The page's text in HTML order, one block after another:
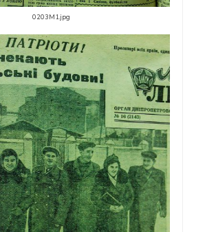
0203M1.jpg